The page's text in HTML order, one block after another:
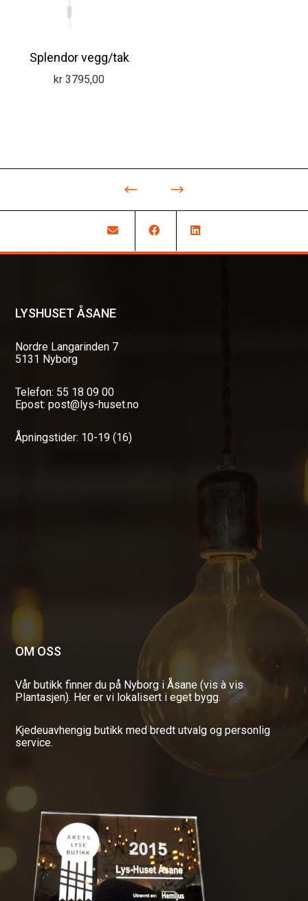
Splendor vegg/tak
kr 3795,00
LYSHUSET ÅSANE
Nordre Langarinden 7
5131 Nyborg
Telefon: 55 18 09 00
Epost: post@lys-huset.no
Åpningstider: 10-19 (16)
OM OSS
Vår butikk finner du på Nyborg i Åsane (vis à vis
Plantasjen). Her er vi lokalisert i eget bygg.
Kjedeuavhengig butikk med bredt utvalg og personlig
service.